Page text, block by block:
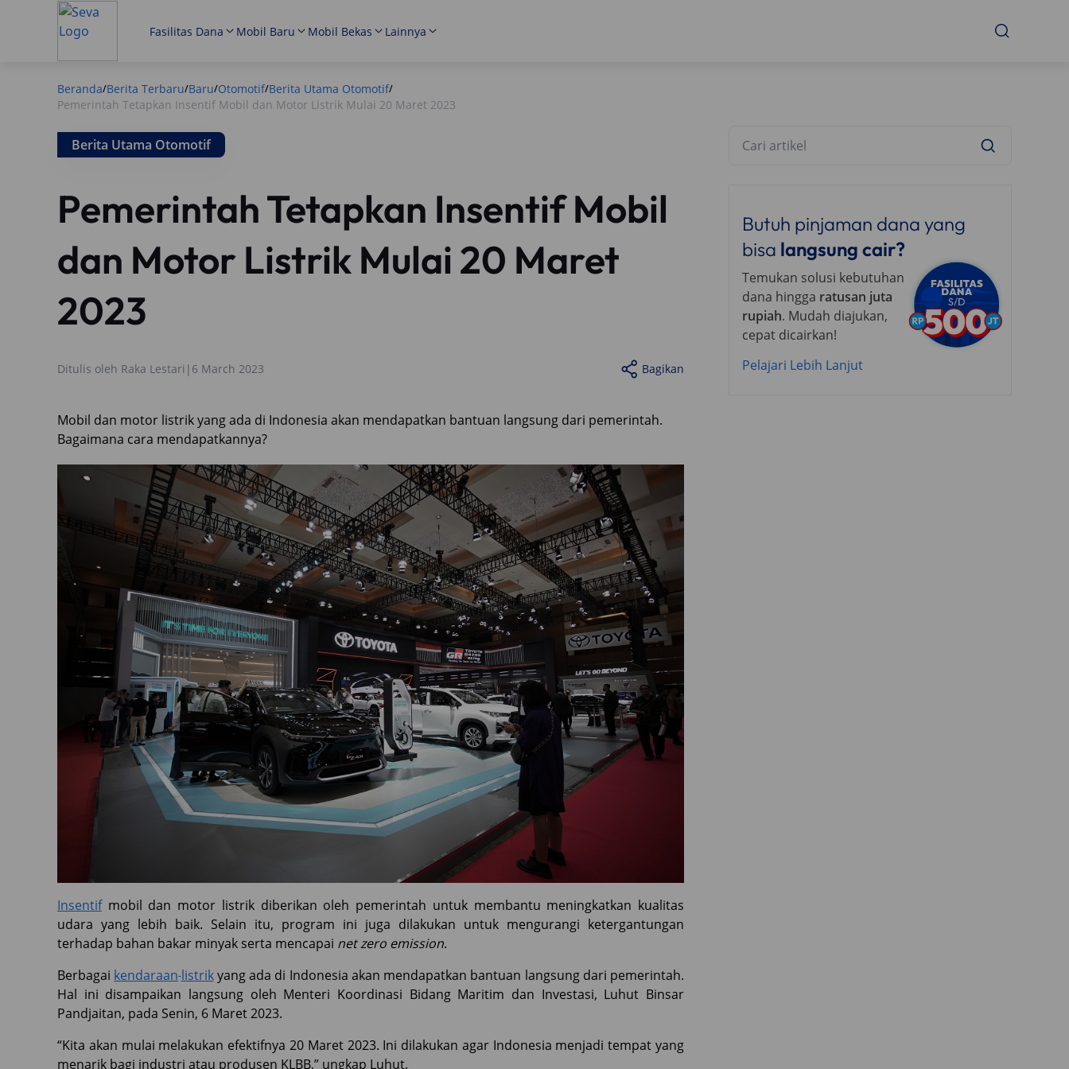
Fasilitas Dana Mobil Baru Mobil Bekas Lainnya
Beranda/Berita Terbaru/Baru/Otomotif/Berita Utama Otomotif/
Pemerintah Tetapkan Insentif Mobil dan Motor Listrik Mulai 20 Maret 2023
Berita Utama Otomotif
Pemerintah Tetapkan Insentif Mobil
dan Motor Listrik Mulai 20 Maret
2023
Ditulis oleh Raka Lestari | 6 March 2023 Bagikan
Mobil dan motor listrik yang ada di Indonesia akan mendapatkan bantuan langsung dari pemerintah.
Bagaimana cara mendapatkannya?
Insentifmobil dan motor listrik diberikan oleh pemerintah untuk membantu meningkatkan kualitas
udara yang lebih baik. Selain itu, program ini juga dilakukan untuk mengurangi ketergantungan
terhadap bahan bakar minyak serta mencapai net zero emission.
Berbagai kendaraanlistrikyang ada di Indonesia akan mendapatkan bantuan langsung dari pemerintah.
Hal ini disampaikan langsung oleh Menteri Koordinasi Bidang Maritim dan Investasi, Luhut Binsar
Pandjaitan, pada Senin, 6 Maret 2023.
“Kita akan mulai melakukan efektifnya 20 Maret 2023. Ini dilakukan agar Indonesia menjadi tempat yang
menarik bagi industri atau produsen KLBB,” ungkap Luhut.
Butuh pinjaman dana yang
bisa langsung cair?
Temukan solusi kebutuhan
dana hingga ratusan juta
rupiah. Mudah diajukan,
cepat dicairkan!
Pelajari Lebih Lanjut